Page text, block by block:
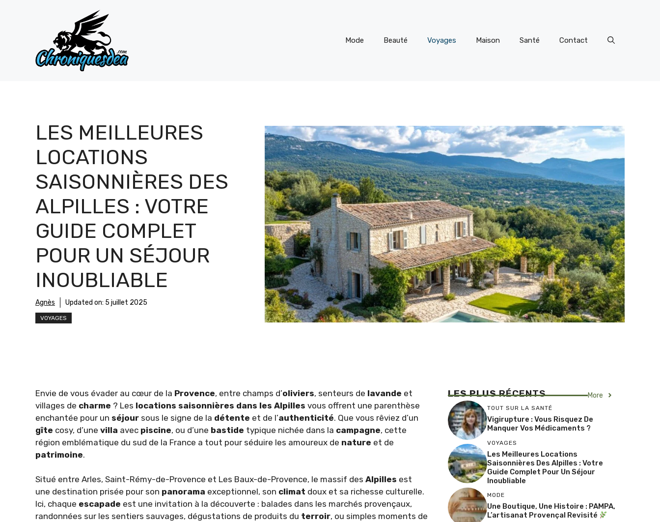
Mode Beauté Voyages Maison Santé Contact
LES MEILLEURES
LOCATIONS
SAISONNIÈRES DES
ALPILLES : VOTRE
GUIDE COMPLET
POUR UN SÉJOUR
INOUBLIABLE
Agnès Updated on: 5 juillet 2025
VOYAGES
Envie de vous évader au cœur de la Provence, entre champs d’oliviers, senteurs de lavande et
villages de charme ? Les locations saisonnières dans les Alpilles vous offrent une parenthèse
enchantée pour un séjour sous le signe de la détente et de l’authenticité. Que vous rêviez d’un
gîte cosy, d’une villa avec piscine, ou d’une bastide typique nichée dans la campagne, cette
région emblématique du sud de la France a tout pour séduire les amoureux de nature et de
patrimoine.
Situé entre Arles, Saint-Rémy-de-Provence et Les Baux-de-Provence, le massif des Alpilles est
une destination prisée pour son panorama exceptionnel, son climat doux et sa richesse culturelle.
Ici, chaque escapade est une invitation à la découverte : balades dans les marchés provençaux,
randonnées sur les sentiers sauvages, dégustations de produits du terroir, ou simples moments de
LES PLUSRÉCENTS More
TOUT SUR LA SANTÉ
Vigirupture : Vous Risquez De
Manquer Vos Médicaments ?
VOYAGES
Les Meilleures Locations
Saisonnières Des Alpilles : Votre
Guide Complet Pour Un Séjour
Inoubliable
MODE
Une Boutique, Une Histoire : PAMPA,
L’artisanat Provençal Revisité